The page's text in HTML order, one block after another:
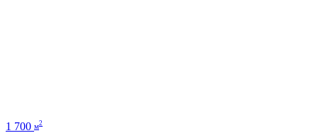
1 700 м2